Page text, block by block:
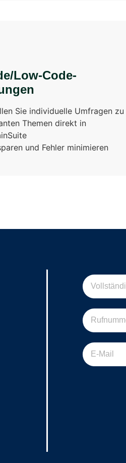
Low-Code-
Sie individuelle Umfragen zu
Themen direkt in
und Fehler minimieren